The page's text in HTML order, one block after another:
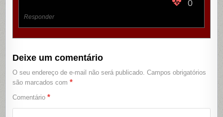
0
Responder
Deixe um comentário
O seu endereço de e-mail não será publicado. Campos obrigatórios
são marcados com*
Comentário*